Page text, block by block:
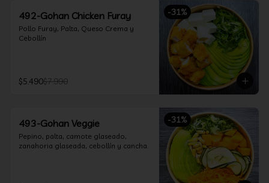
-31%
492-Gohan Chicken Furay
Pollo Furay, Palta, Queso Crema y
Cebollín
$5.490$7.990
-31%
493-Gohan Veggie
Pepino, palta, camote glaseado,
zanahoria glaseada, cebollín y cancha.